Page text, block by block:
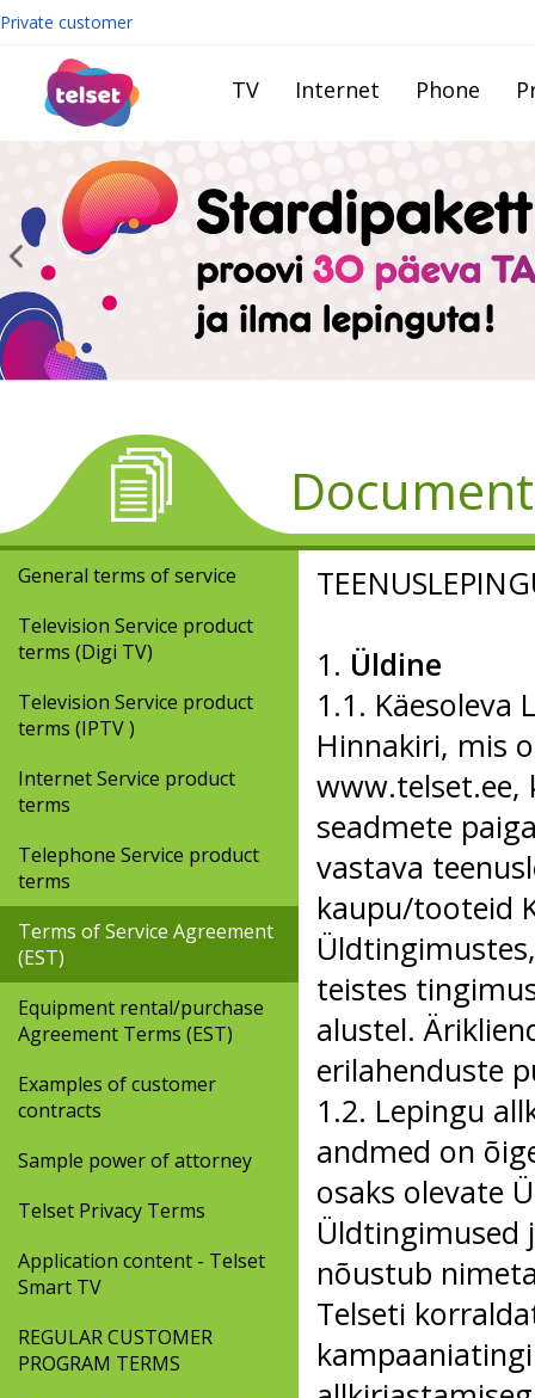
Private customer
TV Internet Phone
General terms of service
Television Service product
terms (Digi TV)
Television Service product
terms (IPTV )
Internet Service product
terms
Telephone Service product
terms
Terms of Service Agreement
(EST)
Equipment rental/purchase
Agreement Terms (EST)
Examples of customer
contracts
Sample power of attorney
Telset Privacy Terms
Application content - Telset
Smart TV
REGULAR CUSTOMER
PROGRAM TERMS
1. Üldine
1.1. Käesoleva
Hinnakiri, mis
www.telset.ee,
seadmete
vastava
kaupu/tooteid
teistes
alustel.
erilahenduste
1.2. Lepingu
andmed on
osaks olevate
Üldtingimused
nõustub
Telseti